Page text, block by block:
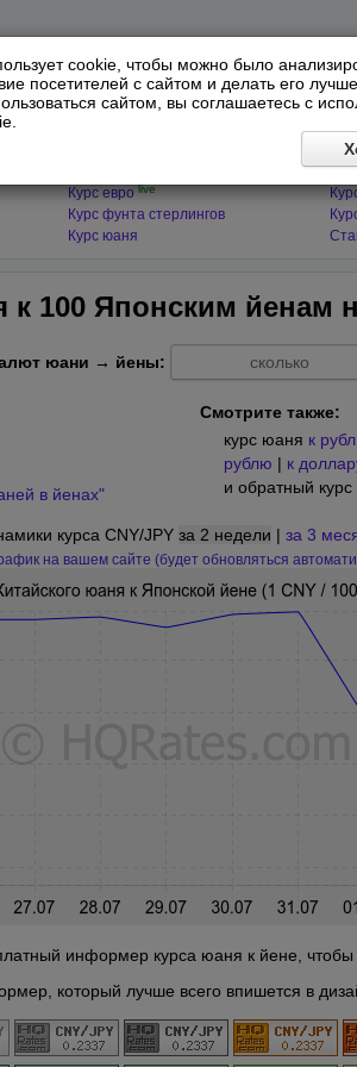
cookie, чтобы можно было
посетителей с сайтом и делать его
сайтом, вы соглашаетесь с
Курс евро live
Курс фунта стерлингов
Курс юаня
к 100 Японским йенам
юани → йены:
в йенах"
Смотрите также:
курс юаня к
рублю | к
и обратный курс
курса CNY/JPY за 2 недели | за 3
на вашем сайте (будет обновляться
информер курса юаня к йене, чтобы
который лучше всего впишется в